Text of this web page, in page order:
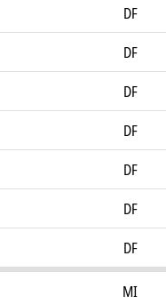
DF
DF
DF
DF
DF
DF
DF
MI